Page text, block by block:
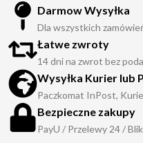
Darmow Wysyłka
Dla wszystkich
Łatwe zwroty
14 dni na zwrot bez
Wysyłka Kurier lub
Paczkomat InPost,
Bezpieczne zakupy
PayU / Przelewy 24 / Blik